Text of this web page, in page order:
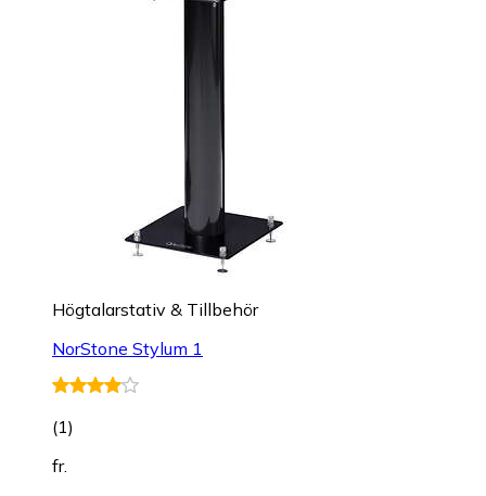
Högtalarstativ & Tillbehör
NorStone Stylum 1
(1)
fr.